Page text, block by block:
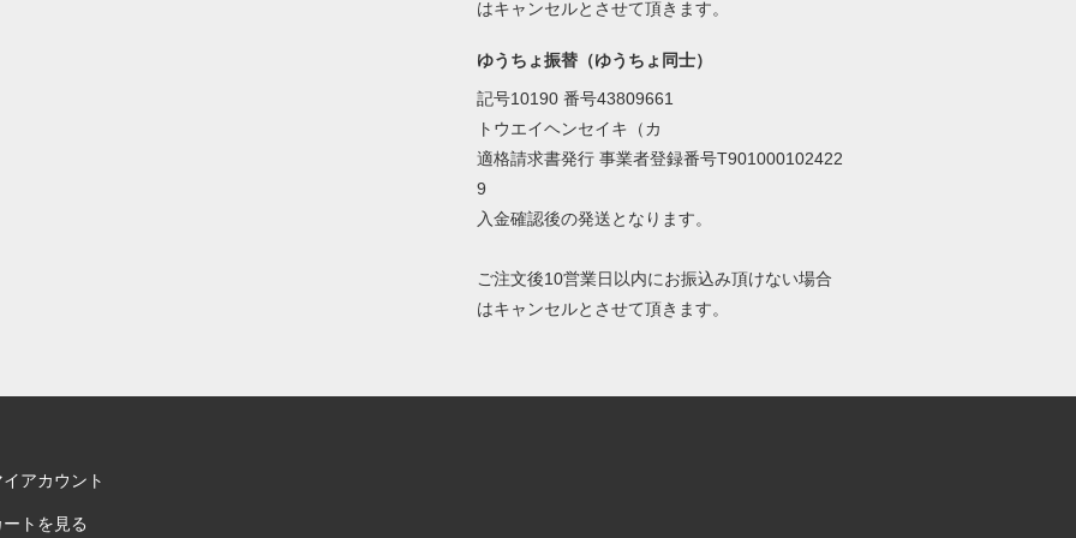
はキャンセルとさせて頂きます。
ゆうちょ振替（ゆうちょ同士）
記号10190 番号43809661
トウエイヘンセイキ（カ
適格請求書発行 事業者登録番号T901000102422
9
入金確認後の発送となります。
ご注文後10営業日以内にお振込み頂けない場合
はキャンセルとさせて頂きます。
イアカウント
ートを見る